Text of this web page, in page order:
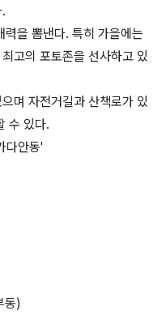
을 뽐낸다. 특히 가을에는
고의 포토존을 선사하고 있
며 자전거길과 산책로가 있
수 있다.
다안동'
동)